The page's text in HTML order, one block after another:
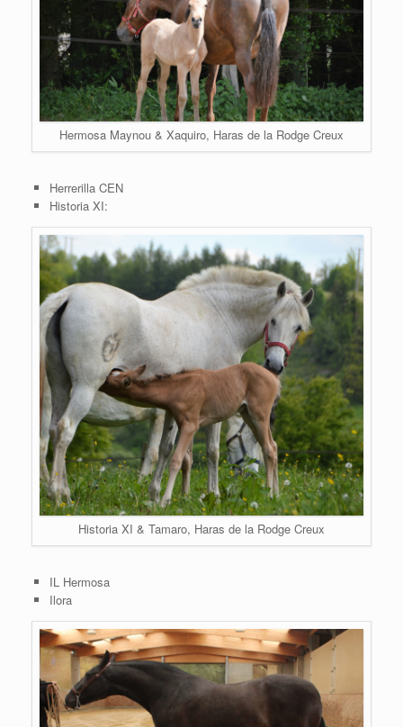
Hermosa Maynou & Xaquiro, Haras de la Rodge Creux
Herrerilla CEN
Historia XI:
Historia XI & Tamaro, Haras de la Rodge Creux
IL Hermosa
Ilora